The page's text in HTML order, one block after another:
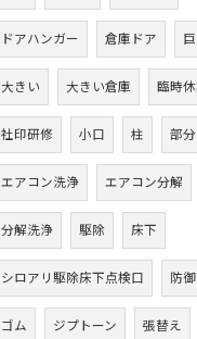
ドアハンガー 倉庫ドア
大きい 大きい倉庫 臨時
社印研修 小口 柱 部分
エアコン洗浄 エアコン分解
分解洗浄 駆除 床下
シロアリ駆除床下点検口 防御
ゴム ジプトーン 張替え